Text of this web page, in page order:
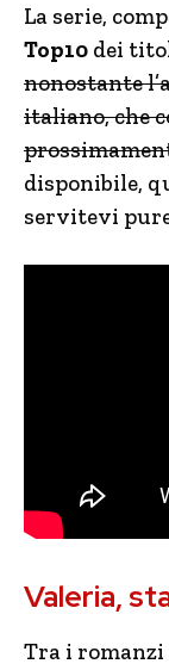
La serie,
Top10 dei
nonostante
italiano, che
disponibile,
servitevi
Valeria,
Tra i romanzi